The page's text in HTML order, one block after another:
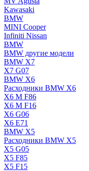
Kawasaki
BMW
MINI Cooper
Infiniti Nissan
BMW
BMW другие модели
BMW X7
X7 G07
BMW X6
Расходники BMW X6
X6 M F86
X6 M F16
X6 G06
X6 E71
BMW X5
Расходники BMW X5
X5 G05
X5 F85
X5 F15